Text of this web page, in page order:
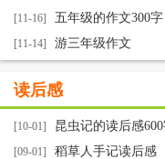
[11-16]
五年级的作文300字
[11-14]
游三年级作文
读后感
[10-01] 昆虫记的读后感
[09-01]
稻草人手记读后感